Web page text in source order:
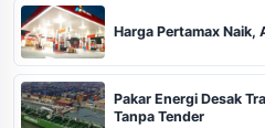
Harga Pertamax Naik,
Pakar Energi Desak
Tanpa Tender